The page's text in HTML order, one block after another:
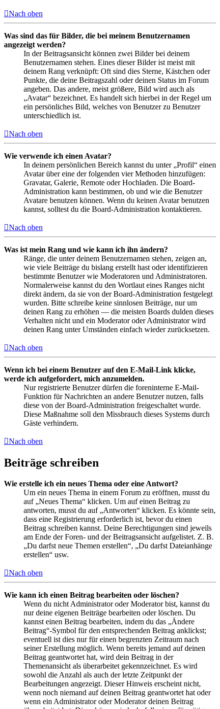
Nach oben
Was sind das für Bilder, die bei meinem Benutzernamen
angezeigt werden?
In der Beitragsansicht können zwei Bilder bei deinem
Benutzernamen stehen. Eines dieser Bilder ist meist mit
deinem Rang verknüpft: Oft sind dies Sterne, Kästchen oder
Punkte, die deine Beitragszahl oder deinen Status im Forum
angeben. Das andere, meist größere, Bild wird auch als
„Avatar“ bezeichnet. Es handelt sich hierbei in der Regel um
ein persönliches Bild, welches von Benutzer zu Benutzer
unterschiedlich ist.
Nach oben
Wie verwende ich einen Avatar?
In deinem persönlichen Bereich kannst du unter „Profil“ einen
Avatar über eine der folgenden vier Methoden hinzufügen:
Gravatar, Galerie, Remote oder Hochladen. Die Board-
Administration kann bestimmen, ob und wie die Benutzer
Avatare benutzen können. Wenn du keinen Avatar benutzen
kannst, solltest du die Board-Administration kontaktieren.
Nach oben
Was ist mein Rang und wie kann ich ihn ändern?
Ränge, die unter deinem Benutzernamen stehen, zeigen an,
wie viele Beiträge du bislang erstellt hast oder identifizieren
bestimmte Benutzer wie Moderatoren und Administratoren.
Normalerweise kannst du den Wortlaut eines Ranges nicht
direkt ändern, da sie von der Board-Administration festgelegt
wurden. Bitte schreibe keine sinnlosen Beiträge, nur um
deinen Rang zu erhöhen — die meisten Boards dulden dieses
Verhalten nicht und ein Moderator oder Administrator wird
deinen Rang unter Umständen einfach wieder zurücksetzen.
Nach oben
Wenn ich bei einem Benutzer auf den E-Mail-Link klicke,
werde ich aufgefordert, mich anzumelden.
Nur registrierte Benutzer dürfen die foreninterne E-Mail-
Funktion für Nachrichten an andere Benutzer nutzen, falls
diese von der Board-Administration freigeschaltet wurde.
Diese Maßnahme soll den Missbrauch dieses Systems durch
Gäste verhindern.
Nach oben
Beiträge schreiben
Wie erstelle ich ein neues Thema oder eine Antwort?
Um ein neues Thema in einem Forum zu eröffnen, musst du
auf „Neues Thema“ klicken. Um auf einen Beitrag zu
antworten, musst du auf „Antworten“ klicken. Es könnte sein,
dass eine Registrierung erforderlich ist, bevor du einen
Beitrag schreiben kannst. Deine Berechtigungen sind jeweils
am Ende der Foren- und der Beitragsansicht aufgelistet. Z. B.
„Du darfst neue Themen erstellen“, „Du darfst Dateianhänge
erstellen“ usw.
Nach oben
Wie kann ich einen Beitrag bearbeiten oder löschen?
Wenn du nicht Administrator oder Moderator bist, kannst du
nur deine eigenen Beiträge bearbeiten oder löschen. Du
kannst einen Beitrag bearbeiten, indem du das „Ändere
Beitrag“-Symbol für den entsprechenden Beitrag anklickst;
eventuell ist dies nur für einen begrenzten Zeitraum nach
seiner Erstellung möglich. Wenn bereits jemand auf deinen
Beitrag geantwortet hat, wird dein Beitrag in der
Themenansicht als überarbeitet gekennzeichnet. Es wird
sowohl die Anzahl als auch der letzte Zeitpunkt der
Bearbeitungen angezeigt. Dieser Hinweis erscheint nicht,
wenn noch niemand auf deinen Beitrag geantwortet hat oder
wenn ein Administrator oder Moderator deinen Beitrag